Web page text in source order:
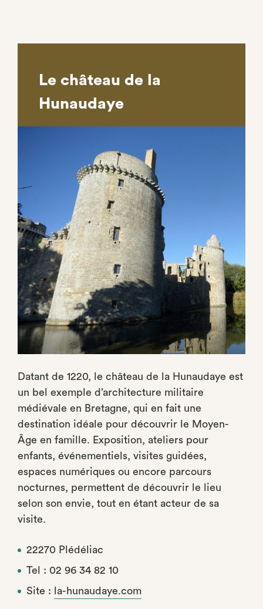
Le château de la
Hunaudaye
Datant de 1220, le château de la Hunaudaye est
un bel exemple d’architecture militaire
médiévale en Bretagne, qui en fait une
destination idéale pour découvrir le Moyen-
Âge en famille. Exposition, ateliers pour
enfants, événementiels, visites guidées,
espaces numériques ou encore parcours
nocturnes, permettent de découvrir le lieu
selon son envie, tout en étant acteur de sa
visite.
22270 Plédéliac
Tel : 02 96 34 82 10
Site :
la-hunaudaye.com